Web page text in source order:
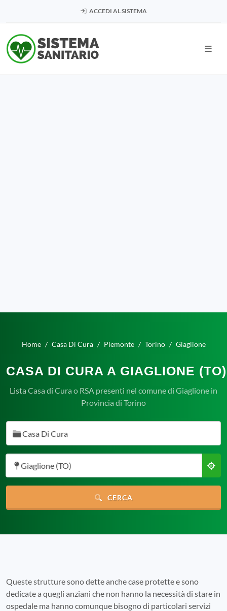
ACCEDI AL SISTEMA
Home Casa Di Cura Piemonte Torino Giaglione
CASA DI CURA A GIAGLIONE (TO)
Lista Casa di Cura o RSA presenti nel comune di Giaglione in
Provincia di Torino
Casa Di Cura
Giaglione (TO)
CERCA
Queste strutture sono dette anche case protette e sono
dedicate a quegli anziani che non hanno la necessità di stare in
ospedale ma hanno comunque bisogno di particolari servizi